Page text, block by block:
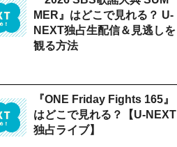
MER』はどこで見れる？ U-
NEXT独占生配信＆見逃しを
観る方法
『ONE Friday Fights 165』
はどこで見れる？【U-NEXT
独占ライブ】